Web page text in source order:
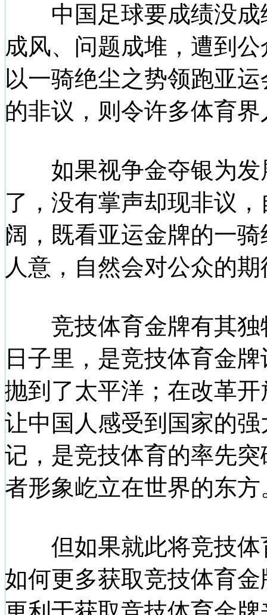
中国足球要成绩没成
成风、问题成堆，遭到
以一骑绝尘之势领跑亚
的非议，则令许多体育
如果视争金夺银为发
了，没有掌声却现非议
阔，既看亚运金牌的一
人意，自然会对公众的
竞技体育金牌有其独
日子里，是竞技体育金
抛到了太平洋；在改革
让中国人感受到国家的
记，是竞技体育的率先
者形象屹立在世界的东方
但如果就此将竞技体
如何更多获取竞技体育